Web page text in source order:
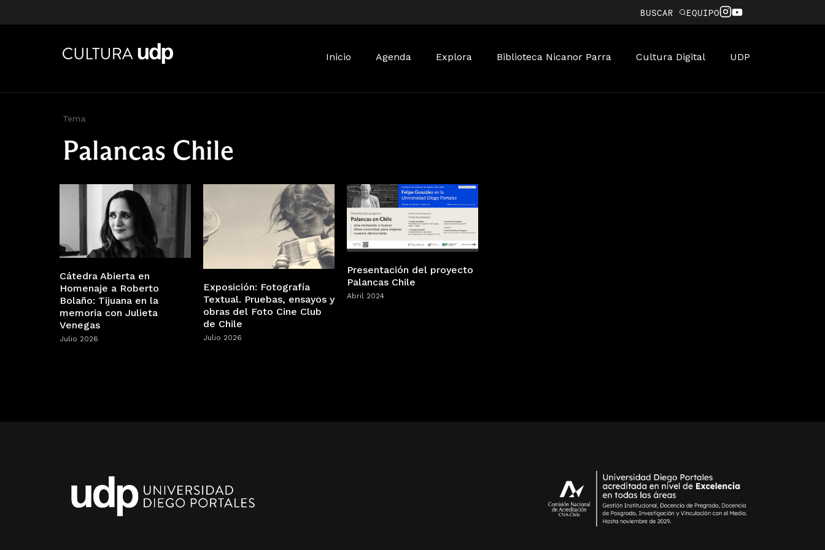
BUSCAR EQUIPO
Inicio Agenda Explora Biblioteca Nicanor Parra Cultura Digital UDP
Tema
Palancas Chile
Cátedra Abierta en
Homenaje a Roberto
Bolaño: Tijuana en la
memoria con Julieta
Venegas
Julio 2026
Exposición: Fotografía
Textual. Pruebas, ensayos y
obras del Foto Cine Club
de Chile
Julio 2026
Presentación del proyecto
Palancas Chile
Abril 2024